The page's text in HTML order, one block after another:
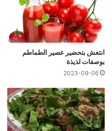
انتعش بتحضير عصير الطماطم
بوصفات لذيذة
2023-09-06